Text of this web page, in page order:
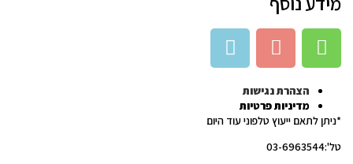
הצהרת נגישות
מדיניות פרטיות
*ניתן לתאם ייעוץ טלפוני עוד היום
טל':03-6963544